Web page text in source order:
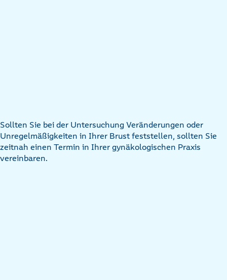
Sollten Sie bei der Untersuchung Veränderungen oder
Unregelmäßigkeiten in Ihrer Brust feststellen, sollten Sie
zeitnah einen Termin in Ihrer gynäkologischen Praxis
vereinbaren.